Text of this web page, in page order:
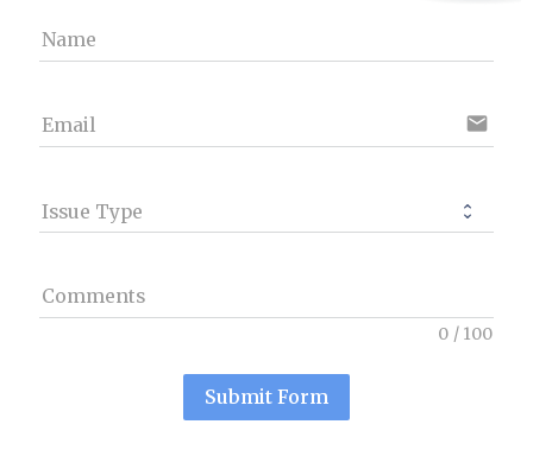
Name
Email email
Issue Type
Comments
0 / 100
Submit Form